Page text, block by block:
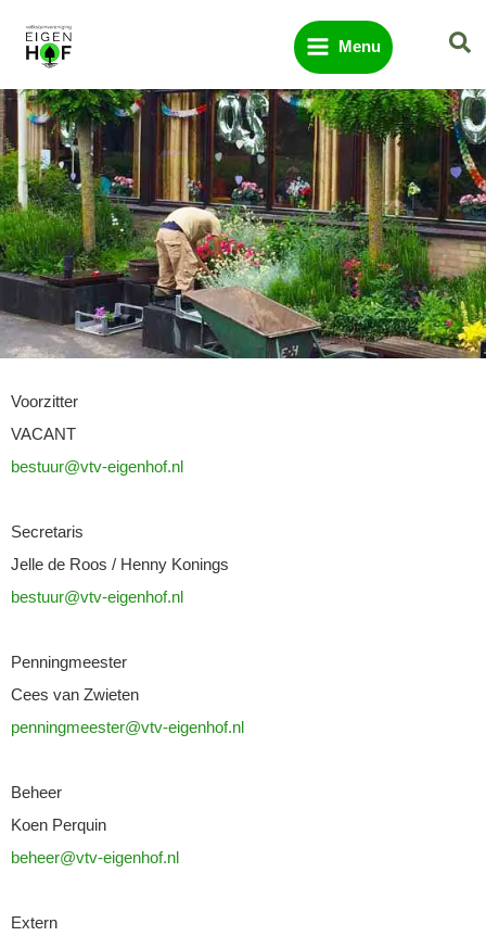
naar
inhoud
Menu
Voorzitter
VACANT
bestuur@vtv-eigenhof.nl
Secretaris
Jelle de Roos / Henny Konings
bestuur@vtv-eigenhof.nl
Penningmeester
Cees van Zwieten
penningmeester@vtv-eigenhof.nl
Beheer
Koen Perquin
beheer@vtv-eigenhof.nl
Extern